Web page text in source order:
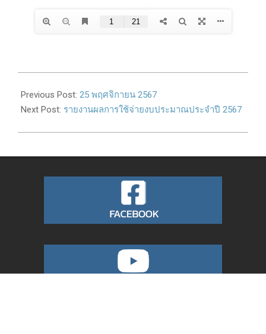
11-
27
Previous Post: 25 พฤศจิกายน 2567
Next Post: รายงานผลการใช้จ่ายงบประมาณประจำปี 2567